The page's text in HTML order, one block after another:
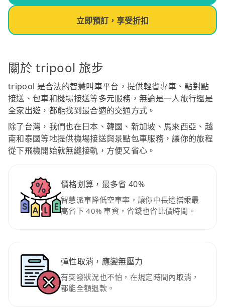
立即預訂，享受折扣
關於 tripool 旅步
tripool 是合法的智慧叫車平台，提供輕省專車、點對點
接送、包車和機場接送等多元服務，無論是一人旅行還是
全家出遊，都能找到最合適的交通方式。
除了台灣，我們也在日本、韓國、新加坡、馬來西亞、越
南和泰國等地提供機場接送與景點包車服務，讓你的旅程
從下飛機開始就無縫接軌，方便又省心。
價格划算，最多省 40%
智慧派車降低空車率，讓你中長途搭乘最
高省下 40% 車資，省錢也省比價時間。
彈性取消，應變無壓力
有突發狀況也不怕，在規定時間內取消，
都能全額退款。